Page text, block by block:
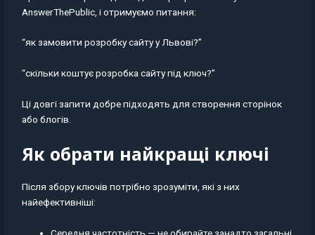
AnswerThePublic, і отримуємо питання:
“як замовити розробку сайту у Львові?”
“скільки коштує розробка сайту під ключ?”
Ці довгі запити добре підходять для створення сторінок
або блогів.
Як обрати найкращі ключі
Після збору ключів потрібно зрозуміти, які з них
найефективніші: